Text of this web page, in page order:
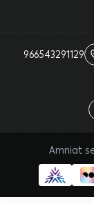
966543291129